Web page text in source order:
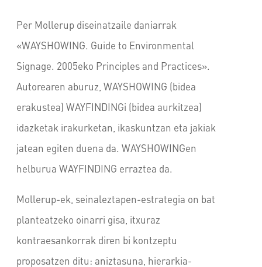
Per Mollerup diseinatzaile daniarrak
«WAYSHOWING. Guide to Environmental
Signage. 2005eko Principles and Practices».
Autorearen aburuz, WAYSHOWING (bidea
erakustea) WAYFINDINGi (bidea aurkitzea)
idazketak irakurketan, ikaskuntzan eta jakiak
jatean egiten duena da. WAYSHOWINGen
helburua WAYFINDING erraztea da.
Mollerup-ek, seinaleztapen-estrategia on bat
planteatzeko oinarri gisa, itxuraz
kontraesankorrak diren bi kontzeptu
proposatzen ditu: aniztasuna, hierarkia-